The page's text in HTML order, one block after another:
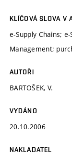
KLÍČOVÁ SLOVA V
e-Supply Chains;
Management;
AUTOŘI
BARTOŠEK, V.
VYDÁNO
20.10.2006
NAKLADATEL